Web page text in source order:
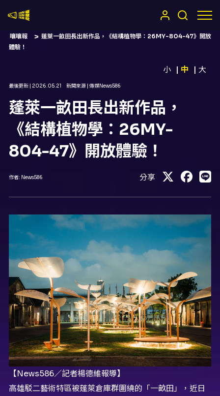
嚷嚷報
蓬萊一畝田長出新作品，《結構植物學：26MY-804-47》開放
體驗！
小 中 大
最後更新 | 2026.05.21 新聞來源 | 傳媒News586
蓬萊一畝田長出新作品，
《結構植物學：26MY-
804-47》開放體驗！
作者: News586 分享
【News586／記者楊德維報導】
高雄駁二藝術特區被蓬萊倉庫群圍繞的「一畝田」， 近日